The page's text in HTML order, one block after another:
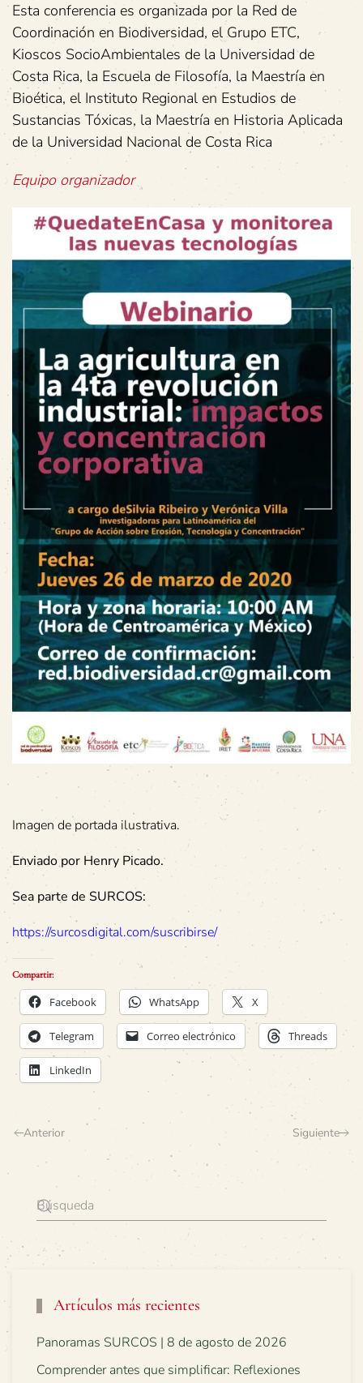
Esta conferencia es organizada por la Red de
Coordinación en Biodiversidad, el Grupo ETC,
Kioscos SocioAmbientales de la Universidad de
Costa Rica, la Escuela de Filosofía, la Maestría en
Bioética, el Instituto Regional en Estudios de
Sustancias Tóxicas, la Maestría en Historia Aplicada
de la Universidad Nacional de Costa Rica
Equipo organizador
Imagen de portada ilustrativa.
Enviado por Henry Picado.
Sea parte de SURCOS:
https://surcosdigital.com/suscribirse/
Compartir:
Facebook WhatsApp X
Telegram Correo electrónico Threads
LinkedIn
Anterior Siguiente
Artículos más recientes
Panoramas SURCOS | 8 de agosto de 2026
Comprender antes que simplificar: Reflexiones